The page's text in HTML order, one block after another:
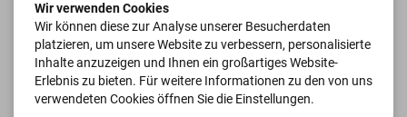
Wir verwenden Cookies
Wir können diese zur Analyse unserer Besucherdaten
platzieren, um unsere Website zu verbessern, personalisierte
Inhalte anzuzeigen und Ihnen ein großartiges Website-
Erlebnis zu bieten. Für weitere Informationen zu den von uns
verwendeten Cookies öffnen Sie die Einstellungen.